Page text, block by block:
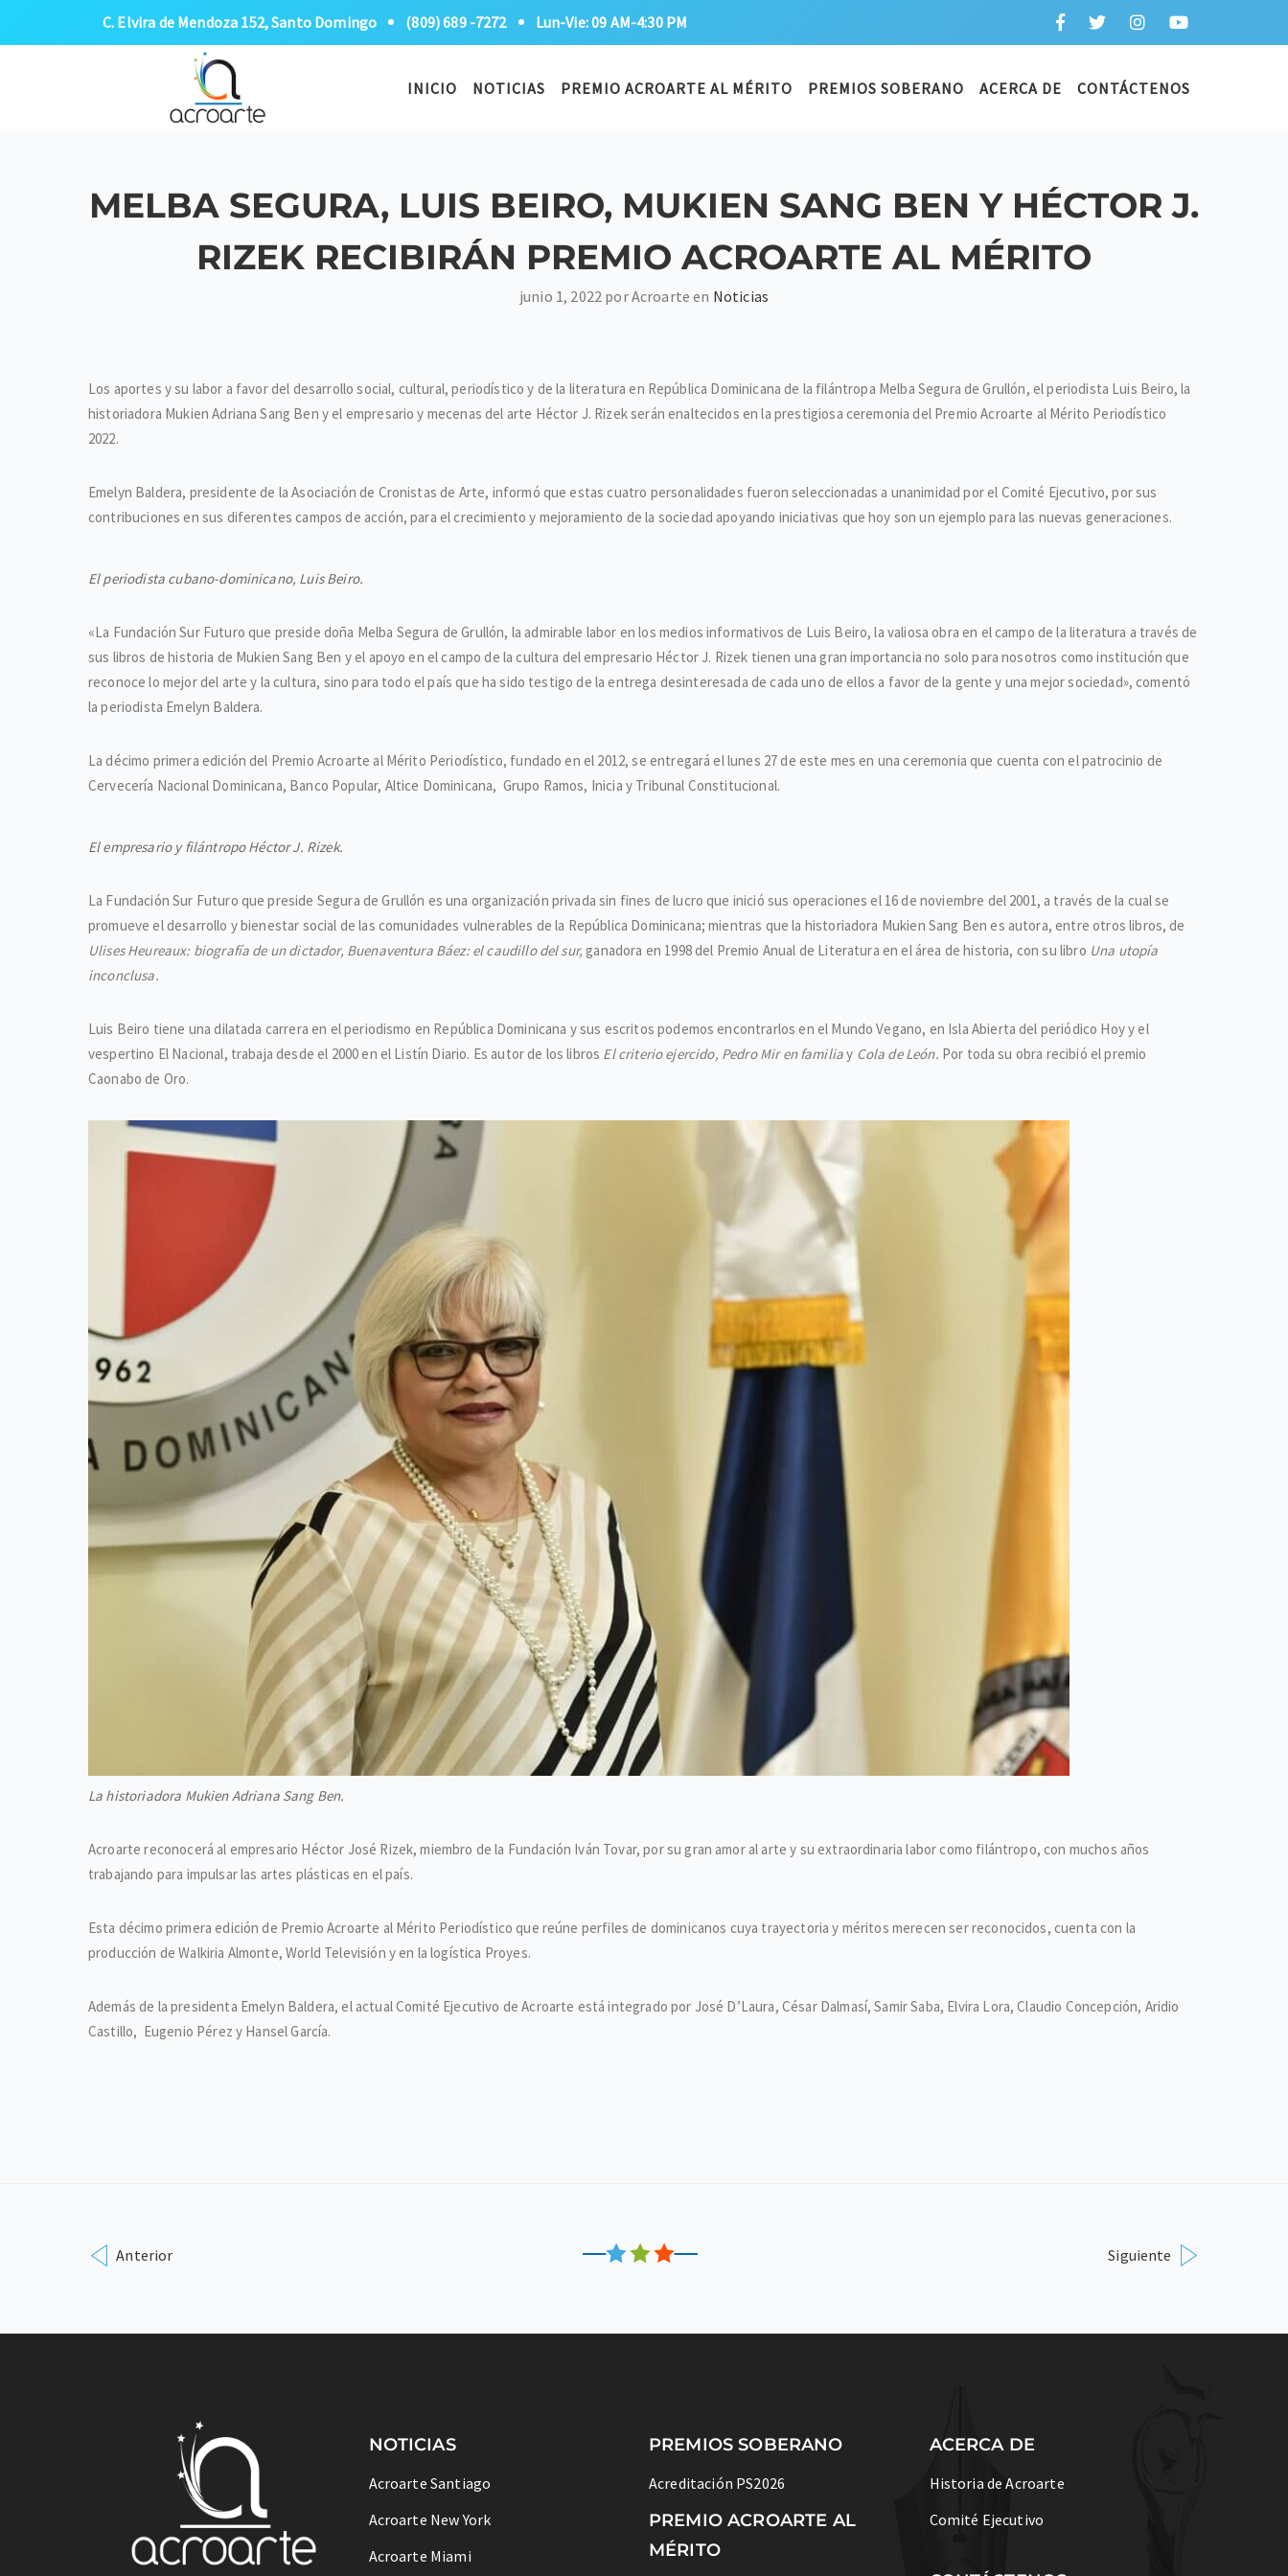
C. Elvira de Mendoza 152, Santo Domingo (809) 689 -7272 Lun-Vie: 09 AM-4:30 PM
INICIO NOTICIAS PREMIO ACROARTE AL MÉRITO PREMIOS SOBERANO ACERCA DE CONTÁCTENOS
MELBA SEGURA, LUIS BEIRO, MUKIEN SANG BEN Y HÉCTOR J.
RIZEK RECIBIRÁN PREMIO ACROARTE AL MÉRITO
junio 1, 2022 por Acroarte en Noticias
Los aportes y su labor a favor del desarrollo social, cultural, periodístico y de la literatura en República Dominicana de la filántropa Melba Segura de Grullón, el periodista Luis Beiro, la
historiadora Mukien Adriana Sang Ben y el empresario y mecenas del arte Héctor J. Rizek serán enaltecidos en la prestigiosa ceremonia del Premio Acroarte al Mérito Periodístico
2022.
Emelyn Baldera, presidente de la Asociación de Cronistas de Arte, informó que estas cuatro personalidades fueron seleccionadas a unanimidad por el Comité Ejecutivo, por sus
contribuciones en sus diferentes campos de acción, para el crecimiento y mejoramiento de la sociedad apoyando iniciativas que hoy son un ejemplo para las nuevas generaciones.
El periodista cubano-dominicano, Luis Beiro.
«La Fundación Sur Futuro que preside doña Melba Segura de Grullón, la admirable labor en los medios informativos de Luis Beiro, la valiosa obra en el campo de la literatura a través de
sus libros de historia de Mukien Sang Ben y el apoyo en el campo de la cultura del empresario Héctor J. Rizek tienen una gran importancia no solo para nosotros como institución que
reconoce lo mejor del arte y la cultura, sino para todo el país que ha sido testigo de la entrega desinteresada de cada uno de ellos a favor de la gente y una mejor sociedad», comentó
la periodista Emelyn Baldera.
La décimo primera edición del Premio Acroarte al Mérito Periodístico, fundado en el 2012, se entregará el lunes 27 de este mes en una ceremonia que cuenta con el patrocinio de
Cervecería Nacional Dominicana, Banco Popular, Altice Dominicana, Grupo Ramos, Inicia y Tribunal Constitucional.
El empresario y filántropo Héctor J. Rizek.
La Fundación Sur Futuro que preside Segura de Grullón es una organización privada sin fines de lucro que inició sus operaciones el 16 de noviembre del 2001, a través de la cual se
promueve el desarrollo y bienestar social de las comunidades vulnerables de la República Dominicana; mientras que la historiadora Mukien Sang Ben es autora, entre otros libros, de
Ulises Heureaux: biografía de un dictador, Buenaventura Báez: el caudillo del sur,ganadora en 1998 del Premio Anual de Literatura en el área de historia, con su libro Una utopía
inconclusa.
Luis Beiro tiene una dilatada carrera en el periodismo en República Dominicana y sus escritos podemos encontrarlos en el Mundo Vegano, en Isla Abierta del periódico Hoy y el
vespertino El Nacional, trabaja desde el 2000 en el Listín Diario. Es autor de los libros El criterio ejercido, Pedro Mir en familiay Cola de León. Por toda su obra recibió el premio
Caonabo de Oro.
La historiadora Mukien Adriana Sang Ben.
Acroarte reconocerá al empresario Héctor José Rizek, miembro de la Fundación Iván Tovar, por su gran amor al arte y su extraordinaria labor como filántropo, con muchos años
trabajando para impulsar las artes plásticas en el país.
Esta décimo primera edición de Premio Acroarte al Mérito Periodístico que reúne perfiles de dominicanos cuya trayectoria y méritos merecen ser reconocidos, cuenta con la
producción de Walkiria Almonte, World Televisión y en la logística Proyes.
Además de la presidenta Emelyn Baldera, el actual Comité Ejecutivo de Acroarte está integrado por José D’Laura, César Dalmasí, Samir Saba, Elvira Lora, Claudio Concepción, Aridio
Castillo, Eugenio Pérez y Hansel García.
Anterior Siguiente
NOTICIAS
Acroarte Santiago
Acroarte New York
Acroarte Miami
PREMIOS SOBERANO
Acreditación PS2026
PREMIO ACROARTE AL
MÉRITO
ACERCA DE
Historia de Acroarte
Comité Ejecutivo